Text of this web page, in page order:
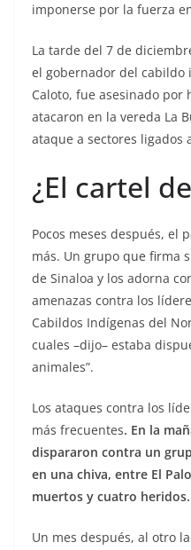
imponerse por la fuerza
La tarde del 7 de
el gobernador del cabildo
Caloto, fue asesinado
atacaron en la vereda La
ataque a sectores ligados
¿El cartel
Pocos meses después, el
más. Un grupo que firma
de Sinaloa y los adorna
amenazas contra los
Cabildos Indígenas del
cuales –dijo– estaba
animales”.
Los ataques contra los
más frecuentes. En la
dispararon contra un
en una chiva, entre El
muertos y cuatro heridos.
Un mes después, al otro